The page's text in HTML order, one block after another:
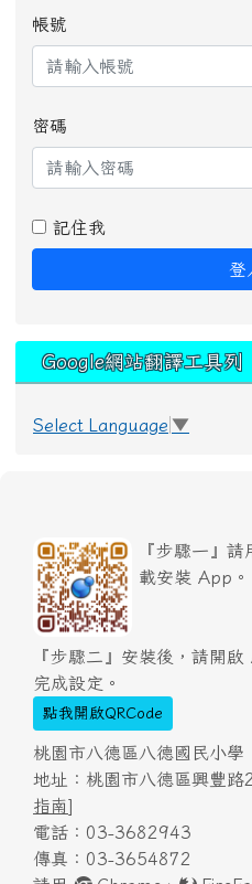
帳號
密碼
記住我
登
Google網站翻譯工具列
Select Language ▼
『步驟一』
載安裝 App。
『步驟二』安裝後，請開
完成設定。
點我開啟QRCode
桃園市八德區八德國民小學
地址：桃園市八德區興豐
指南]
電話：03-3682943
傳真：03-3654872